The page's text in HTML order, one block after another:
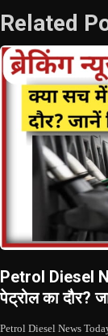
Related
Petrol Diesel
पेट्रोल का दौर?
Petrol Diesel News